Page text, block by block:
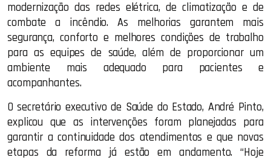
modernização das redes elétrica, de climatização e de
combate a incêndio. As melhorias garantem mais
segurança, conforto e melhores condições de trabalho
para as equipes de saúde, além de proporcionar um
ambiente mais adequado para pacientes e
acompanhantes.
O secretário executivo de Saúde do Estado, André Pinto,
explicou que as intervenções foram planejadas para
garantir a continuidade dos atendimentos e que novas
etapas da reforma já estão em andamento. “Hoje